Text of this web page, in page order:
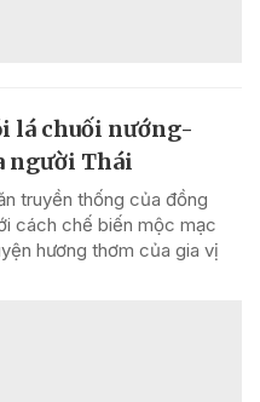
lá chuối nướng-
người Thái
truyền thống của đồng
cách chế biến mộc mạc
hương thơm của gia vị